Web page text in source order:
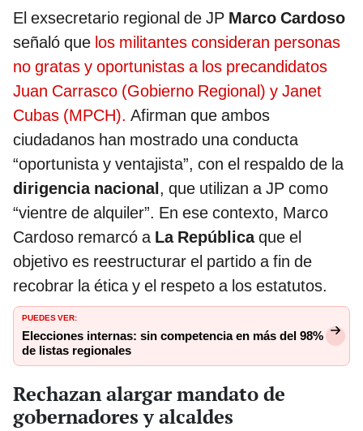
El exsecretario regional de JP Marco Cardoso
señaló que los militantes consideran personas
no gratas y oportunistas a los precandidatos
Juan Carrasco (Gobierno Regional) y Janet
Cubas (MPCH). Afirman que ambos
ciudadanos han mostrado una conducta
“oportunista y ventajista”, con el respaldo de la
dirigencia nacional, que utilizan a JP como
“vientre de alquiler”. En ese contexto, Marco
Cardoso remarcó a La Repúblicaque el
objetivo es reestructurar el partido a fin de
recobrar la ética y el respeto a los estatutos.
PUEDES VER:
Elecciones internas: sin competencia en más del 98%
de listas regionales
Rechazan alargar mandato de
gobernadores y alcaldes